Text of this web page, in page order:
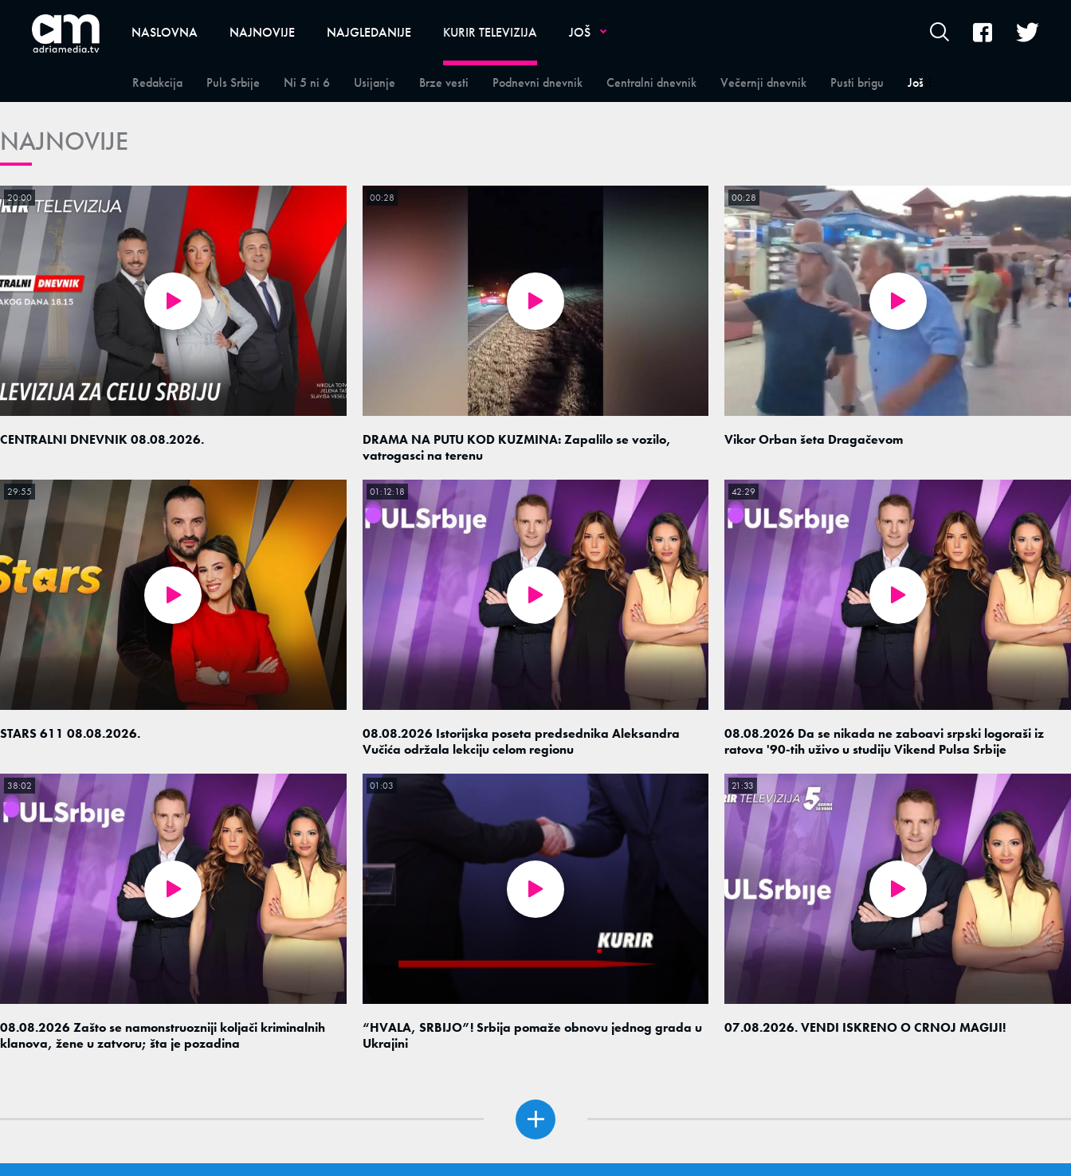
NASLOVNA NAJNOVIJE NAJGLEDANIJE KURIR TELEVIZIJA
Redakcija Puls Srbije Ni 5 ni 6 Usijanje Brze vesti Podnevni dnevnik Centralni dnevnik Večernji dnevnik Pusti brigu Još
JOŠ
NAJNOVIJE
CENTRALNI DNEVNIK 08.08.2026.
20:00
DRAMA NA PUTU KOD KUZMINA: Zapalilo se vozilo,
vatrogasci na terenu
00:28
Vikor Orban šeta Dragačevom
00:28
STARS 611 08.08.2026.
29:55
08.08.2026 Istorijska poseta predsednika Aleksandra
Vučića održala lekciju celom regionu
01:12:18
08.08.2026 Da se nikada ne zaboavi srpski logoraši iz
ratova '90-tih uživo u studiju Vikend Pulsa Srbije
42:29
08.08.2026 Zašto se namonstruozniji koljači kriminalnih
klanova, žene u zatvoru; šta je pozadina
38:02
“HVALA, SRBIJO”! Srbija pomaže obnovu jednog grada u
Ukrajini
01:03
07.08.2026. VENDI ISKRENO O CRNOJ MAGIJI!
21:33